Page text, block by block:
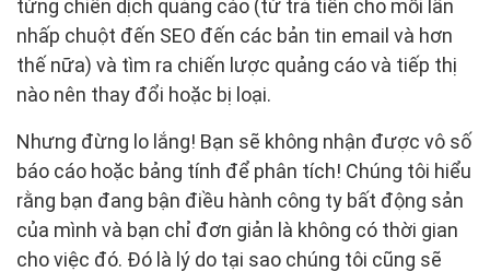
từng chiến dịch quảng cáo (từ trả tiền cho mỗi lần
nhấp chuột đến SEO đến các bản tin email và hơn
thế nữa) và tìm ra chiến lược quảng cáo và tiếp thị
nào nên thay đổi hoặc bị loại.
Nhưng đừng lo lắng! Bạn sẽ không nhận được vô số
báo cáo hoặc bảng tính để phân tích! Chúng tôi hiểu
rằng bạn đang bận điều hành công ty bất động sản
của mình và bạn chỉ đơn giản là không có thời gian
cho việc đó. Đó là lý do tại sao chúng tôi cũng sẽ